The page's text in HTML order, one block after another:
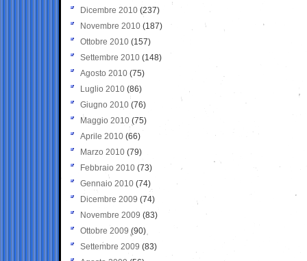
Dicembre 2010 (237)
Novembre 2010 (187)
Ottobre 2010 (157)
Settembre 2010 (148)
Agosto 2010 (75)
Luglio 2010 (86)
Giugno 2010 (76)
Maggio 2010 (75)
Aprile 2010 (66)
Marzo 2010 (79)
Febbraio 2010 (73)
Gennaio 2010 (74)
Dicembre 2009 (74)
Novembre 2009 (83)
Ottobre 2009 (90)
Settembre 2009 (83)